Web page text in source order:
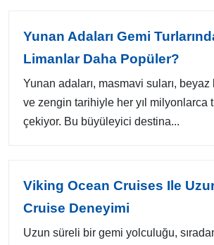
Yunan Adaları Gemi
Limanlar Daha Popüler?
Yunan adaları, masmavi suları, beyaz
ve zengin tarihiyle her yıl milyonlarca
çekiyor. Bu büyüleyici destina...
Viking Ocean Cruises Ile
Cruise Deneyimi
Uzun süreli bir gemi yolculuğu,